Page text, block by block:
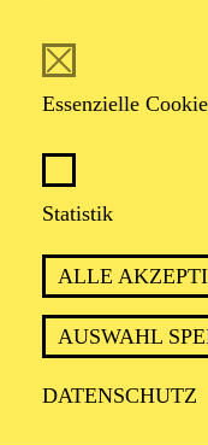
Essenzielle
Statistik
ALLE
AUSWAHL
DATENSCHUTZ